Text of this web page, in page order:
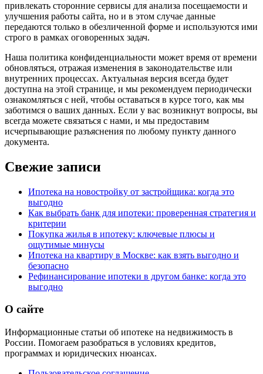
привлекать сторонние сервисы для анализа посещаемости и
улучшения работы сайта, но и в этом случае данные
передаются только в обезличенной форме и используются ими
строго в рамках оговоренных задач.
Наша политика конфиденциальности может время от времени
обновляться, отражая изменения в законодательстве или
внутренних процессах. Актуальная версия всегда будет
доступна на этой странице, и мы рекомендуем периодически
ознакомляться с ней, чтобы оставаться в курсе того, как мы
заботимся о ваших данных. Если у вас возникнут вопросы, вы
всегда можете связаться с нами, и мы предоставим
исчерпывающие разъяснения по любому пункту данного
документа.
Свежие записи
Ипотека на новостройку от застройщика: когда это
выгодно
Как выбрать банк для ипотеки: проверенная стратегия и
критерии
Покупка жилья в ипотеку: ключевые плюсы и
ощутимые минусы
Ипотека на квартиру в Москве: как взять выгодно и
безопасно
Рефинансирование ипотеки в другом банке: когда это
выгодно
О сайте
Информационные статьи об ипотеке на недвижимость в
России. Помогаем разобраться в условиях кредитов,
программах и юридических нюансах.